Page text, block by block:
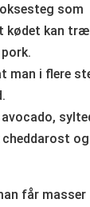
som
kødet kan
man i flere
cheddarost
får